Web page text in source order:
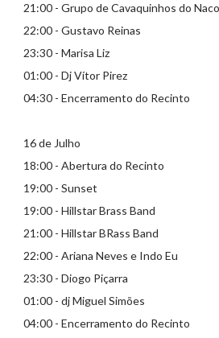
21:00 - Grupo de Cavaquinhos do Naco
22:00 - Gustavo Reinas
23:30 - Marisa Liz
01:00 - Dj Vítor Pirez
04:30 - Encerramento do Recinto
16 de Julho
18:00 - Abertura do Recinto
19:00 - Sunset
19:00 - Hillstar Brass Band
21:00 - Hillstar BRass Band
22:00 - Ariana Neves e Indo Eu
23:30 - Diogo Piçarra
01:00 - dj Miguel Simões
04:00 - Encerramento do Recinto